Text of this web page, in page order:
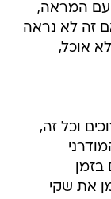
עם המראה,
זה לא נראה
אוכל,
וכל זה,
בזמן
את שקי